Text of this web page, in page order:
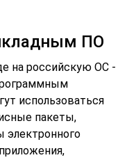
ПО
на российскую ОС -
использоваться
пакеты,
электронного